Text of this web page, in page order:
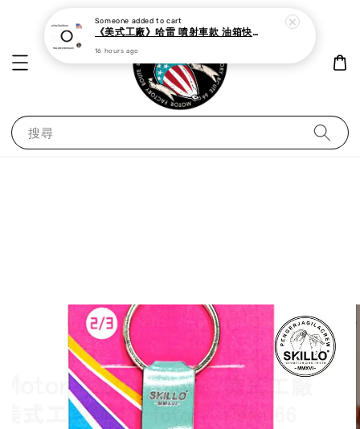
搜尋
Someone added to cart
《美式工廠》哈雷 噴射車款 油箱快速接頭 母 o型環
16 hours ago